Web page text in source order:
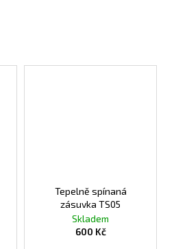
Tepelně spínaná
zásuvka TS05
Skladem
600 Kč